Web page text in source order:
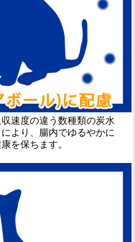
速度の違う数種類の炭水
より、腸内でゆるやかに
を保ちます。